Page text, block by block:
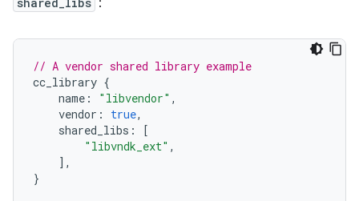
// A vendor shared library example
cc_library {
name : "libvendor" ,
vendor : true,
shared_libs :
[
"libvndk_ext" ,
],
}